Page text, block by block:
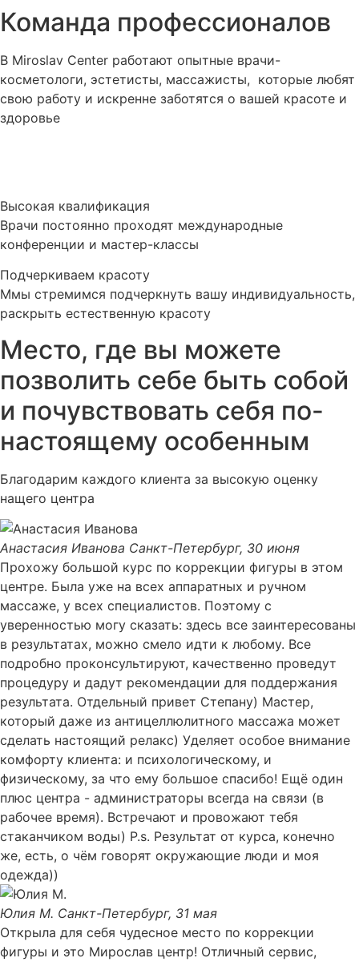
Команда профессионалов
В Miroslav Сenter работают опытные врачи-
косметологи, эстетисты, массажисты, которые любят
свою работу и искренне заботятся о вашей красоте и
здоровье
Высокая квалификация
Врачи постоянно проходят международные
конференции и мастер-классы
Подчеркиваем красоту
Ммы стремимся подчеркнуть вашу индивидуальность,
раскрыть естественную красоту
Место, где вы можете
позволить себе быть собой
и почувствовать себя по-
настоящему особенным
Благодарим каждого клиента за высокую оценку
нащего центра
Анастасия Иванова Санкт-Петербург, 30 июня
Прохожу большой курс по коррекции фигуры в этом
центре. Была уже на всех аппаратных и ручном
массаже, у всех специалистов. Поэтому с
уверенностью могу сказать: здесь все заинтересованы
в результатах, можно смело идти к любому. Все
подробно проконсультируют, качественно проведут
процедуру и дадут рекомендации для поддержания
результата. Отдельный привет Степану) Мастер,
который даже из антицеллюлитного массажа может
сделать настоящий релакс) Уделяет особое внимание
комфорту клиента: и психологическому, и
физическому, за что ему большое спасибо! Ещё один
плюс центра - администраторы всегда на связи (в
рабочее время). Встречают и провожают тебя
стаканчиком воды) P.s. Результат от курса, конечно
же, есть, о чём говорят окружающие люди и моя
одежда))
Юлия М. Санкт-Петербург, 31 мая
Открыла для себя чудесное место по коррекции
фигуры и это Мирослав центр! Отличный сервис,